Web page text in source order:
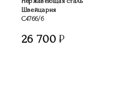
Швейцария
C4766/6
26 700